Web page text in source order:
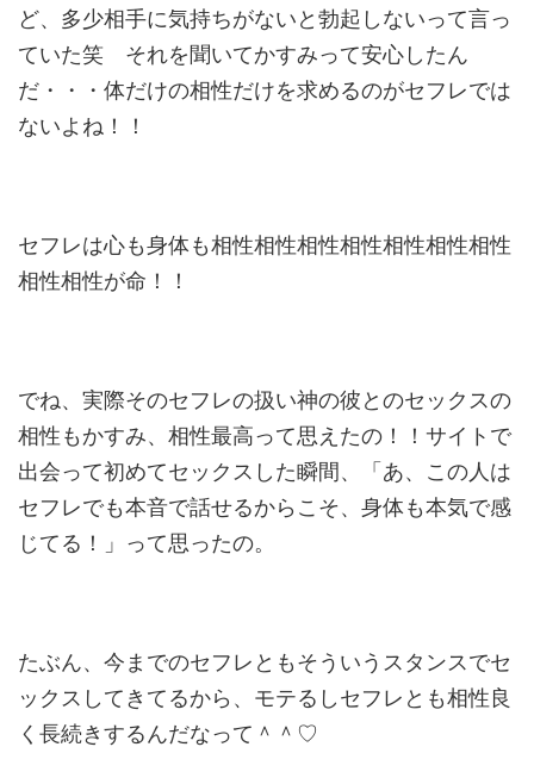
ど、多少相手に気持ちがないと勃起しないって言っ
ていた笑 それを聞いてかすみって安心したん
だ・・・体だけの相性だけを求めるのがセフレでは
ないよね！！
セフレは心も身体も相性相性相性相性相性相性相性
相性相性が命！ ！
でね、実際そのセフレの扱い神の彼とのセックスの
相性もかすみ、 相性最高って思えたの！！サイトで
出会って初めてセックスした瞬間、「あ、この人は
セフレでも本音で話せるからこそ、身体も本気で感
じてる！」って思ったの。
たぶん、今までのセフレともそういうスタンスでセ
ックスしてきてるから、モテるしセフレとも相性良
く長続きするんだなって＾＾♡